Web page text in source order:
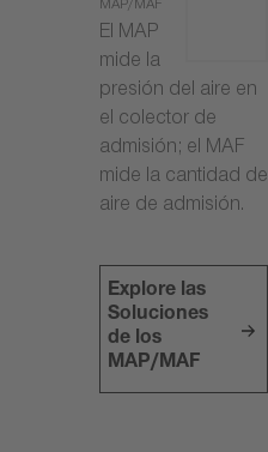
MAP/MAF
El MAP
mide la
presión del aire en
el colector de
admisión; el MAF
mide la cantidad de
aire de admisión.
Explore las
Soluciones
de los
MAP/MAF